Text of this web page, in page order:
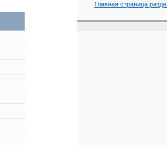
Главная страница